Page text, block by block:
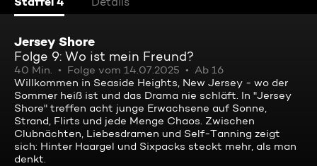
Jersey Shore
Folge 9: Wo ist mein Freund?
40 Min. Folge vom 14.07.2025
Ab 16
Willkommen in Seaside Heights, New Jersey - wo der
Sommer heiß ist und das Drama nie schläft. In "Jersey
Shore" treffen acht junge Erwachsene auf Sonne,
Strand, Flirts und jede Menge Chaos. Zwischen
Clubnächten, Liebesdramen und Self-Tanning zeigt
sich: Hinter Haargel und Sixpacks steckt mehr, als man
denkt.